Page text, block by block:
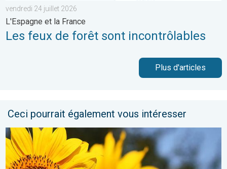
vendredi 24 juillet 2026
L'Espagne et la France
Les feux de forêt sont incontrôlables
Plus d'articles
Ceci pourrait également vous intéresser
Soleil et chaleur règnent en maître. Météo de votre dimanche.